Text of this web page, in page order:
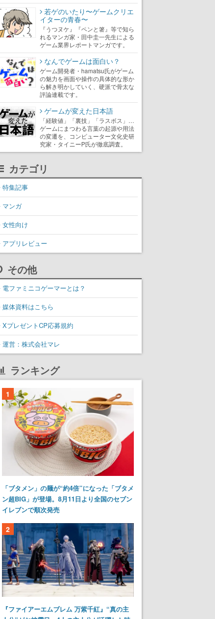
若ゲのいたり〜ゲームクリエ
イターの青春〜
『うつヌケ』『ペンと箸』等で知ら
れるマンガ家・田中圭一先生による
ゲーム業界レポートマンガです。
なんでゲームは面白い？
ゲーム開発者・hamatsu氏がゲーム
の魅力を画面や操作の具体的な形か
ら解き明かしていく、硬派で骨太な
評論連載です。
ゲームが変えた日本語
「経験値」「裏技」「ラスボス」…
ゲームにまつわる言葉の起源や用法
の変遷を、コンピューター文化史研
究家・タイニーP氏が徹底調査。
カテゴリ
特集記事
マンガ
女性向け
アプリレビュー
その他
電ファミニコゲーマーとは？
媒体資料はこちら
XプレゼントCP応募規約
運営：株式会社マレ
ランキング
1
「ブタメン」の麺が“約4倍”になった「ブタメ
ン超BIG」が登場。8月11日より全国のセブン
イレブンで順次発売
2
『ファイアーエムブレム 万紫千紅』“真の主